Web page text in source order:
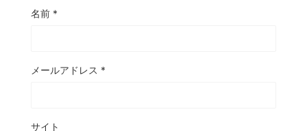
名前 *
メールアドレス *
サイト